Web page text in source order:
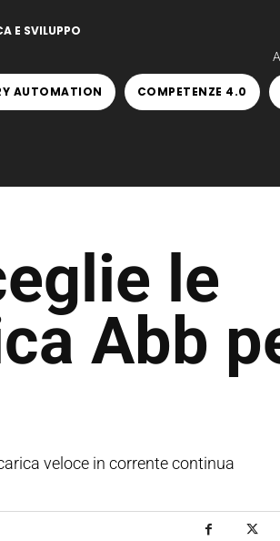
E SVILUPPO
AUTOMATION COMPETENZE 4.0
le
Abb
veloce in corrente continua